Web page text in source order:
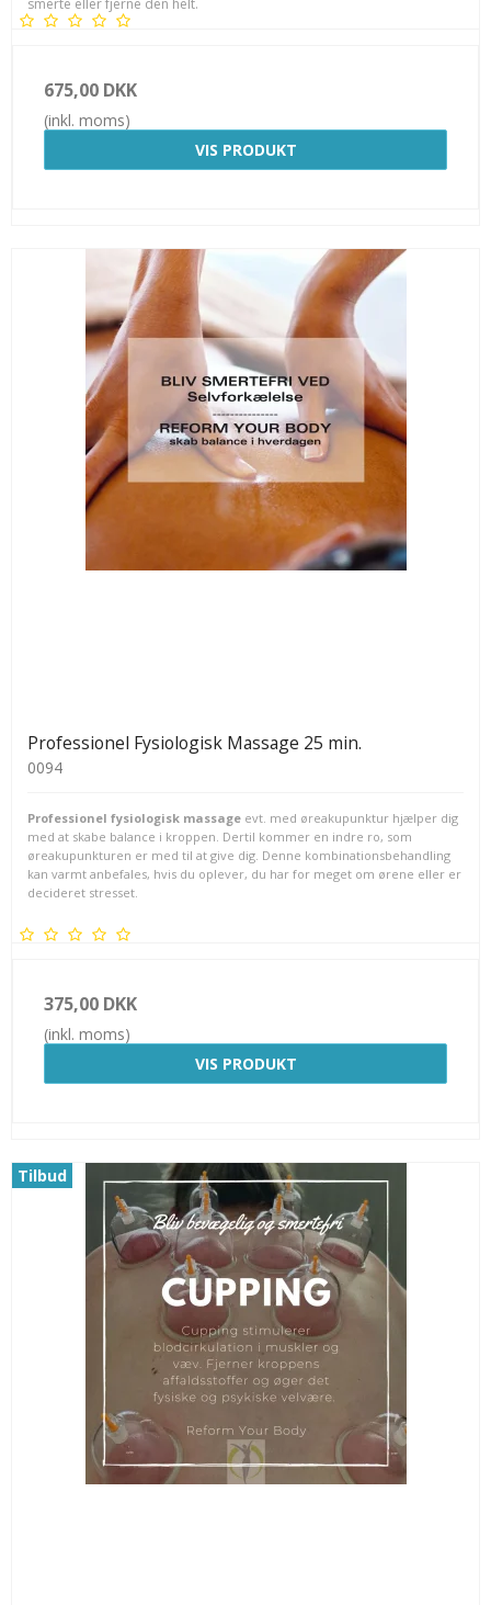
675,00 DKK
(inkl. moms)
VIS PRODUKT
Professionel Fysiologisk Massage 25 min.
0094
Professionel fysiologisk massage evt. med øreakupunktur hjælper dig
med at skabe balance i kroppen. Dertil kommer en indre ro, som
øreakupunkturen er med til at give dig. Denne kombinationsbehandling
kan varmt anbefales, hvis du oplever, du har for meget om ørene eller er
decideret stresset.
375,00 DKK
(inkl. moms)
VIS PRODUKT
Tilbud